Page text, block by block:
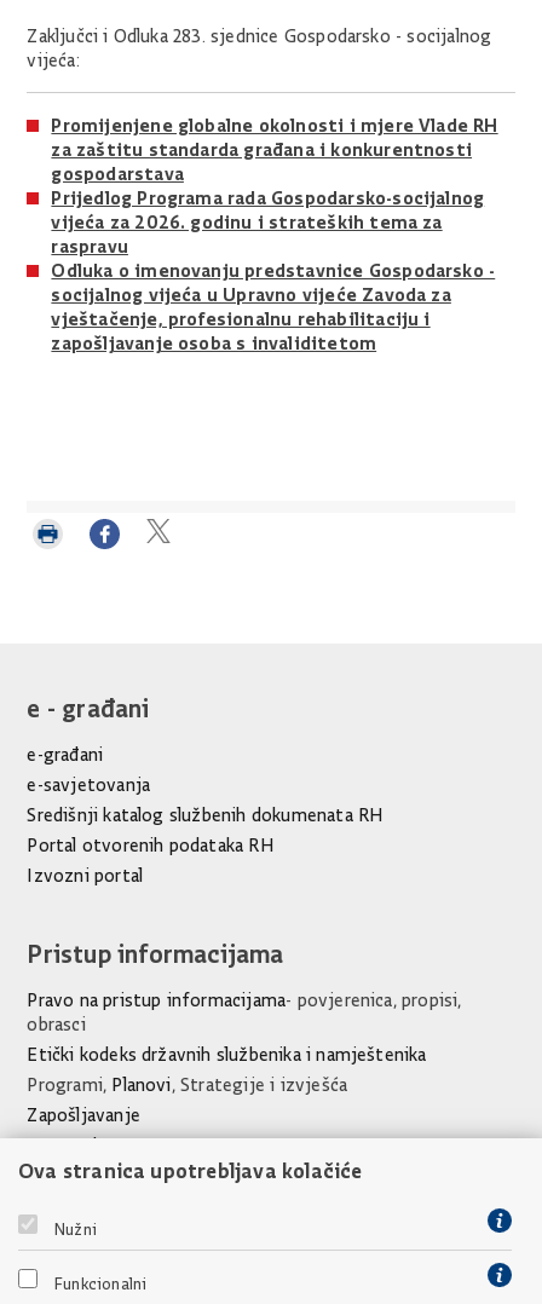
Zaključci i Odluka 283. sjednice Gospodarsko - socijalnog
vijeća:
Promijenjene globalne okolnosti i mjere Vlade RH
za zaštitu standarda građana i konkurentnosti
gospodarstava
Prijedlog Programa rada Gospodarsko-socijalnog
vijeća za 2026. godinu i strateških tema za
raspravu
Odluka o imenovanju predstavnice Gospodarsko -
socijalnog vijeća u Upravno vijeće Zavoda za
vještačenje, profesionalnu rehabilitaciju i
zapošljavanje osoba s invaliditetom
e - građani
e-građani
e-savjetovanja
Središnji katalog službenih dokumenata RH
Portal otvorenih podataka RH
Izvozni portal
Pristup informacijama
Pravo na pristup informacijama- povjerenica, propisi,
obrasci
Etički kodeks državnih službenika i namještenika
Programi, Planovi, Strategije i izvješća
Zapošljavanje
Javna nabava
Financijski dokumenti Ureda
Poveznice
Vlada Republike Hrvatske
Ova stranica upotrebljava kolačiće
Nužni
Funkcionalni